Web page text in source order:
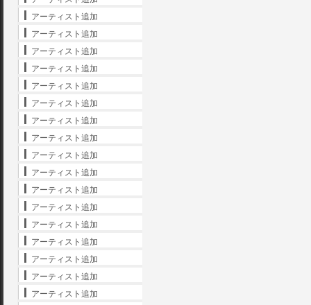
アーティスト追加
アーティスト追加
アーティスト追加
アーティスト追加
アーティスト追加
アーティスト追加
アーティスト追加
アーティスト追加
アーティスト追加
アーティスト追加
アーティスト追加
アーティスト追加
アーティスト追加
アーティスト追加
アーティスト追加
アーティスト追加
アーティスト追加